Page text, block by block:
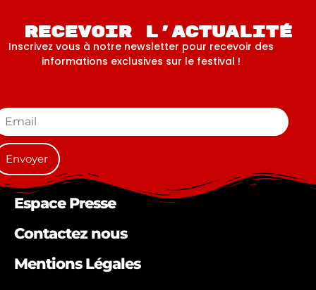
Recevoir l'actualité
Inscrivez vous à notre newsletter pour recevoir des
informations exclusives sur le festival !
Espace Presse
Contactez nous
Mentions Légales